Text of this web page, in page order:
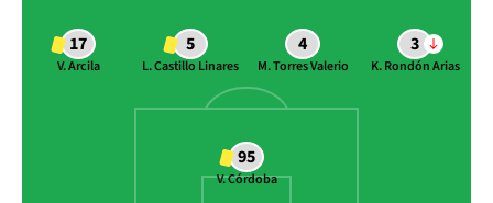
95
V. Córdoba
3
K. Rondón Arias
4
M. Torres Valerio
5
L. Castillo Linares
17
V. Arcila